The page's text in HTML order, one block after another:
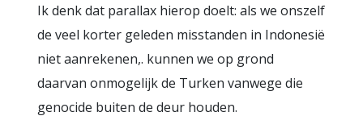
Ik denk dat parallax hierop doelt: als we onszelf
de veel korter geleden misstanden in Indonesië
niet aanrekenen,. kunnen we op grond
daarvan onmogelijk de Turken vanwege die
genocide buiten de deur houden.